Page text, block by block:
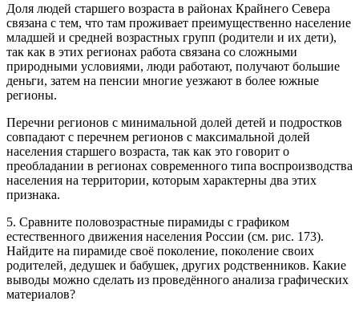
Доля людей старшего возраста в районах Крайнего Севера
связана с тем, что там проживает преимущественно население
младшей и средней возрастных групп (родители и их дети),
так как в этих регионах работа связана со сложными
природными условиями, люди работают, получают большие
деньги, затем на пенсии многие уезжают в более южные
регионы.
Перечни регионов с минимальной долей детей и подростков
совпадают с перечнем регионов с максимальной долей
населения старшего возраста, так как это говорит о
преобладании в регионах современного типа воспроизводства
населения на территории, которым характерны два этих
признака.
5. Сравните половозрастные пирамиды с графиком
естественного движения населения России (см. рис. 173).
Найдите на пирамиде своё поколение, поколение своих
родителей, дедушек и бабушек, других родственников. Какие
выводы можно сделать из проведённого анали­за графических
материалов?